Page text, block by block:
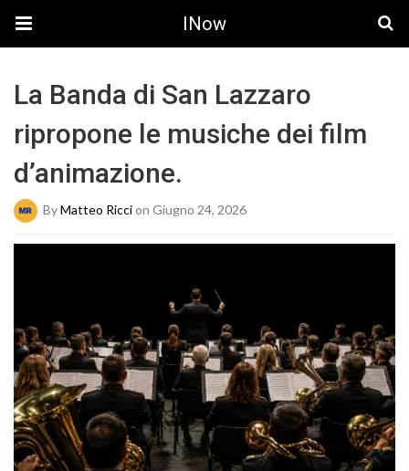
INow
La Banda di San Lazzaro
ripropone le musiche dei film
d’animazione.
ByMatteo Riccion Giugno 24, 2026